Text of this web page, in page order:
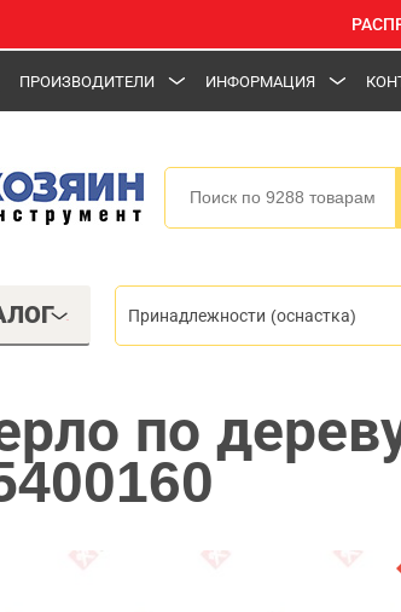
ПРОИЗВОДИТЕЛИ ИНФОРМАЦИЯ
Принадлежности (оснастка)
по